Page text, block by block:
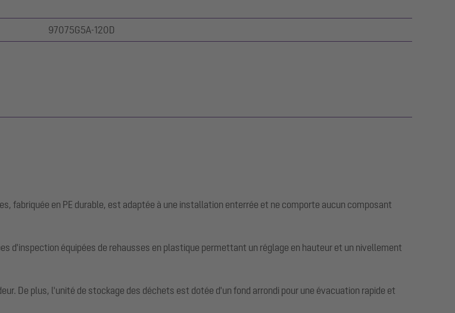
97075G5A-120D
fabriquée en PE durable, est adaptée à une installation enterrée et ne comporte aucun composant
d'inspection équipées de rehausses en plastique permettant un réglage en hauteur et un nivellement
De plus, l'unité de stockage des déchets est dotée d'un fond arrondi pour une évacuation rapide et